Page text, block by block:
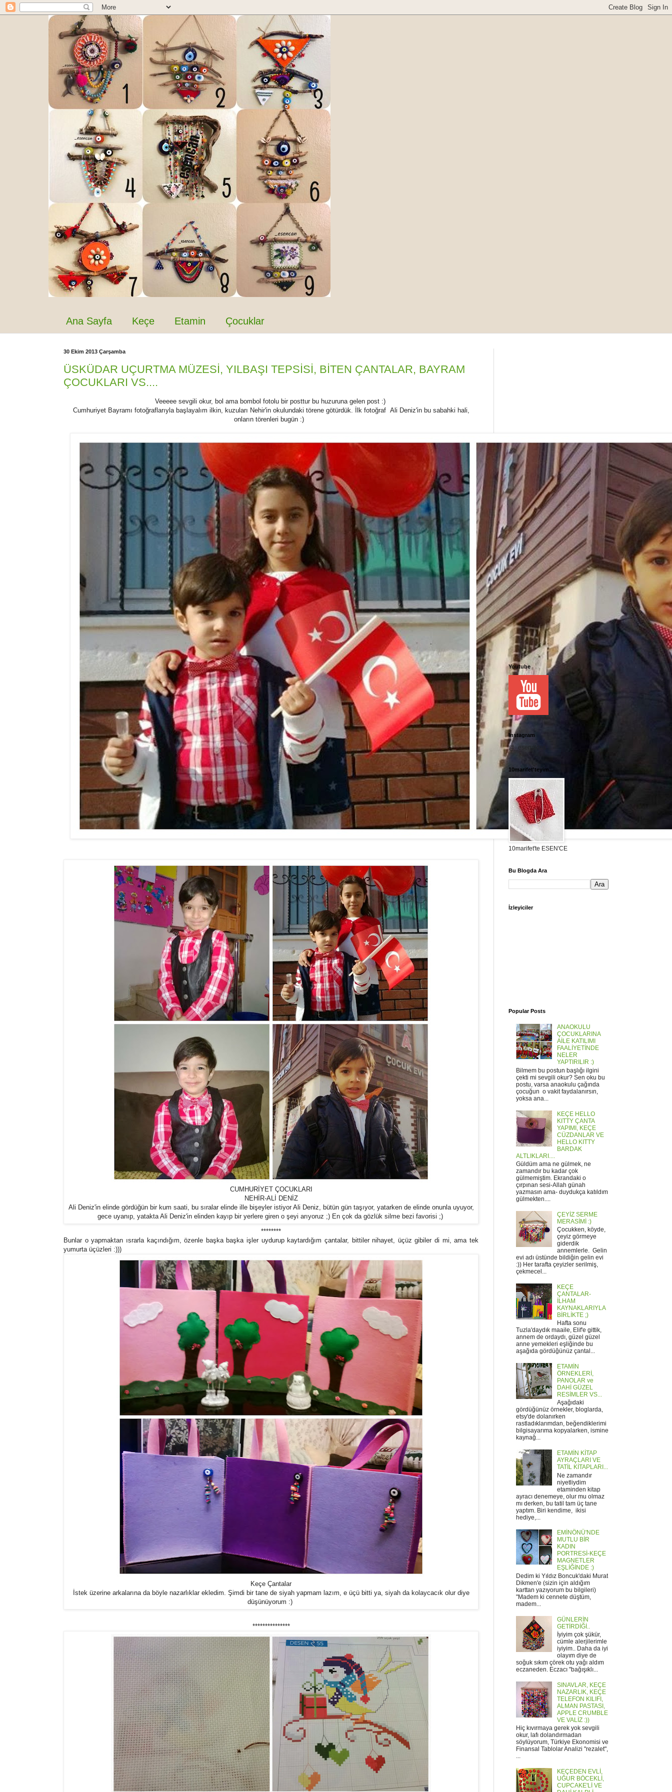
Ana Sayfa Keçe Etamin Çocuklar
30 Ekim 2013 Çarşamba
ÜSKÜDAR UÇURTMA MÜZESİ, YILBAŞI TEPSİSİ, BİTEN ÇANTALAR, BAYRAM
ÇOCUKLARI VS....
Veeeee sevgili okur, bol ama bombol fotolu bir posttur bu huzuruna gelen post :)
Cumhuriyet Bayramı fotoğraflarıyla başlayalım ilkin, kuzuları Nehir'in okulundaki törene götürdük. İlk fotoğraf Ali Deniz'in bu sabahki hali,
onların törenleri bugün :)
CUMHURİYET ÇOCUKLARI
NEHİR-ALİ DENİZ
Ali Deniz'in elinde gördüğün bir kum saati, bu sıralar elinde ille bişeyler istiyor Ali Deniz, bütün gün taşıyor, yatarken de elinde onunla uyuyor,
gece uyanıp, yatakta Ali Deniz'in elinden kayıp bir yerlere giren o şeyi arıyoruz ;) En çok da gözlük silme bezi favorisi ;)
********
Bunlar o yapmaktan ısrarla kaçındığım, özenle başka başka işler uydurup kaytardığım çantalar, bittiler nihayet, üçüz gibiler di mi, ama tek
yumurta üçüzleri :)))
Keçe Çantalar
İstek üzerine arkalarına da böyle nazarlıklar ekledim. Şimdi bir tane de siyah yapmam lazım, e üçü bitti ya, siyah da kolaycacık olur diye
düşünüyorum :)
***************
Youtube
Instagram
@_esenaktas
10marifet'teyim...
10marifet'te ESEN'CE
Bu Blogda Ara
İzleyiciler
Popular Posts
ANAOKULU
ÇOCUKLARINA
AİLE KATILIMI
FAALİYETİNDE
NELER
YAPTIRILIR :)
Bilmem bu postun başlığı ilgini
çekti mi sevgili okur? Sen oku bu
postu, varsa anaokulu çağında
çocuğun o vakit faydalanırsın,
yoksa ana...
KEÇE HELLO
KITTY ÇANTA
YAPIMI, KEÇE
CÜZDANLAR VE
HELLO KITTY
BARDAK
ALTLIKLARI....
Güldüm ama ne gülmek, ne
zamandır bu kadar çok
gülmemiştim. Ekrandaki o
çırpınan sesi-Allah günah
yazmasın ama- duydukça katıldım
gülmekten....
ÇEYİZ SERME
MERASİMİ :)
Çocukken, köyde,
çeyiz görmeye
giderdik
annemlerle. Gelin
evi adı üstünde bildiğin gelin evi
:)) Her tarafta çeyizler serilmiş,
çekmecel...
KEÇE
ÇANTALAR-
İLHAM
KAYNAKLARIYLA
BİRLİKTE ;)
Hafta sonu
Tuzla'daydık maaile, Elif'e gittik,
annem de ordaydı, güzel güzel
anne yemekleri eşliğinde bu
aşağıda gördüğünüz çantal...
ETAMİN
ÖRNEKLERİ,
PANOLAR ve
DAHİ GÜZEL
RESİMLER VS...
Aşağıdaki
gördüğünüz örnekler, bloglarda,
etsy'de dolanırken
rastladıklarımdan, beğendiklerimi
bilgisayarıma kopyalarken, ismine
kaynağ...
ETAMİN KİTAP
AYRAÇLARI VE
TATİL KİTAPLARI...
Ne zamandır
niyetliydim
etaminden kitap
ayracı denemeye, olur mu olmaz
mı derken, bu tatil tam üç tane
yaptım. Biri kendime, ikisi
hediye,...
EMİNÖNÜ'NDE
MUTLU BİR
KADIN
PORTRESİ-KEÇE
MAGNETLER
EŞLİĞİNDE :)
Dedim ki Yıldız Boncuk'daki Murat
Dikmen'e (sizin için aldığım
karttan yazıyorum bu bilgileri)
"Madem ki cennete düştüm,
madem...
GÜNLERİN
GETİRDİĞİ..
İyiyim çok şükür,
cümle alerjilerimle
iyiyim.. Daha da iyi
olayım diye de
soğuk sıkım çörek otu yağı aldım
eczaneden. Eczacı "bağışıklı...
SINAVLAR, KEÇE
NAZARLIK, KEÇE
TELEFON KILIFI,
ALMAN PASTASI,
APPLE CRUMBLE
VE VALİZ :))
Hiç kıvırmaya gerek yok sevgili
okur, lafı dolandırmadan
söylüyorum, Türkiye Ekonomisi ve
Finansal Tablolar Analizi "rezalet",
...
KEÇEDEN EVLİ,
UĞUR BÖCEKLİ,
CUPCAKE'Lİ VE